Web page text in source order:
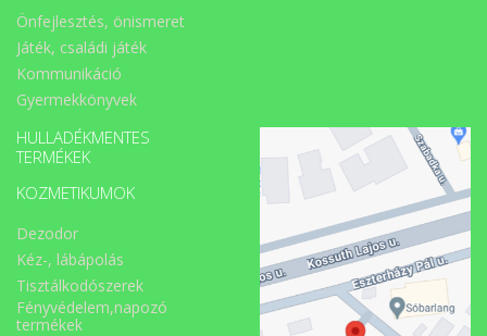
Önfejlesztés, önismeret
Játék, családi játék
Kommunikáció
Gyermekkönyvek
HULLADÉKMENTES
TERMÉKEK
KOZMETIKUMOK
Dezodor
Kéz-, lábápolás
Tisztálkodószerek
Fényvédelem,napozó
termékek